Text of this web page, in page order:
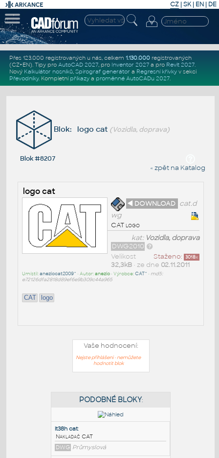
CZ | SK| EN | DE
Přes 123.000 registrovaných u nás, celkem 1.130.000registrovaných
(CZ+EN). Tipy pro AutoCAD 2027, pro Inventor 2027a pro Revit 2027.
Nový Kalkulátor nosníků, Spirograf generátor a Regresní křivkyv sekci
Převodníky. Kompletní příkazya proměnné AutoCADu 2027.
Blok: logo cat (Vozidla, doprava)
Blok #8207
« zpět na Katalog
logo cat
◄ DOWNLOAD cat.d
wg
CAT logo
kat: Vozidla, doprava
DWG2010
Staženo: 3018x
Velikost
32,3kB• ze dne 02.11.2011
Umístil:aneziocat2009^ • Autor:anezio• Výrobce:CAT^ • md5:
e72126dfa2818d89ef6e9b309c44a965
CAT logo
Vaše hodnocení:
Nejste přihlášeni - nemůžete
hodnotit blok